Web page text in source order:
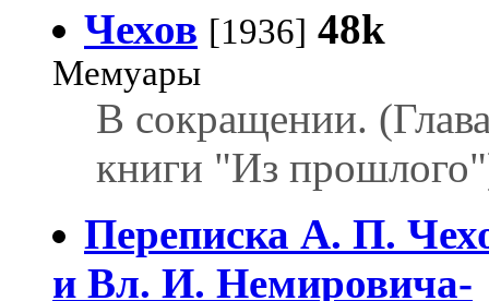
Чехов [1936] 48k
Мемуары
В сокращении.
книги "Из
Переписка А. П.
и Вл. И. Немировича-